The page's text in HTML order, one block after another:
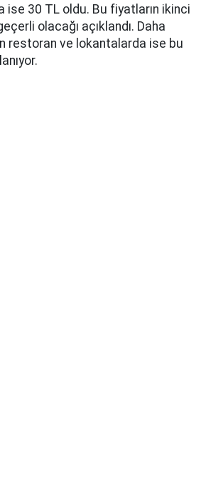
ise 30 TL oldu. Bu fiyatların ikinci
olacağı açıklandı. Daha
restoran ve lokantalarda ise bu